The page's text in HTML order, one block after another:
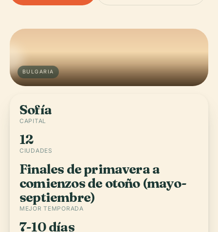
BULGARIA
Sofía
CAPITAL
12
CIUDADES
Finales de primavera a
comienzos de otoño (mayo-
septiembre)
MEJOR TEMPORADA
7-10 días